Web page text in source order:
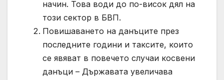
начин. Това води до по-висок дял на
този сектор в БВП.
Повишаването на данъците през
последните години и таксите, които
се явяват в повечето случаи косвени
данъци – Държавата увеличава